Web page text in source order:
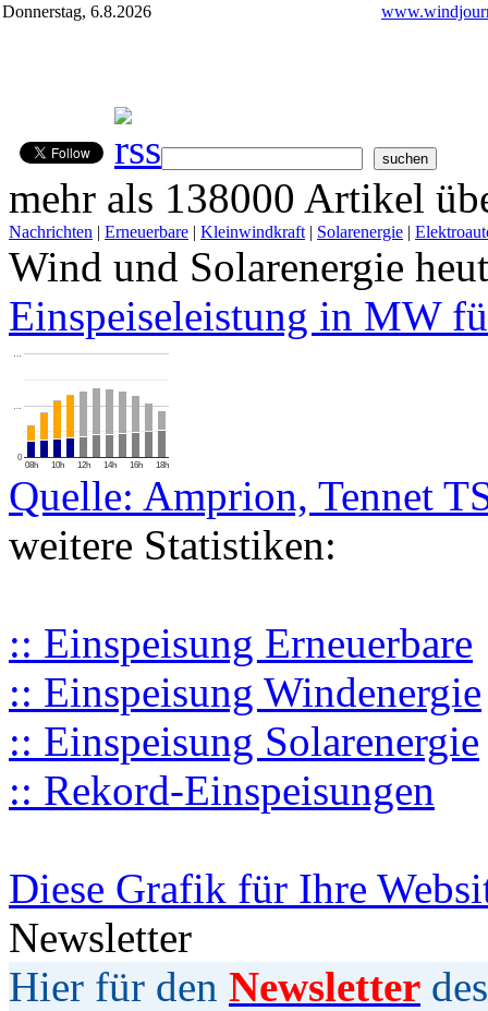
Donnerstag, 6.8.2026
mehr als 138000 Artikel
Nachrichten | Erneuerbare | Kleinwindkraft | Solarenergie |
Wind und Solarenergie
Einspeiseleistung in MW
08h 10h 12h 14h 16h 18h
0
…
…
Quelle: Amprion, Tennet
weitere Statistiken:
:: Einspeisung Erneuerbare
:: Einspeisung Windenergie
:: Einspeisung Solarenergie
:: Rekord-Einspeisungen
Diese Grafik für Ihre
Newsletter
Hier für den Newsletter